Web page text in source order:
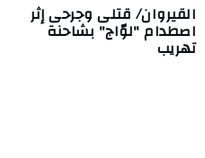
القيروان/ قتلى وجرحى إثر
اصطدام "لوّاج" بشاحنة
تهريب